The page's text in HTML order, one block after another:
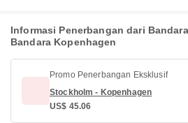
Informasi Penerbangan dari
Bandara Kopenhagen
Promo Penerbangan Eksklusif
Stockholm - Kopenhagen
US$ 45.06